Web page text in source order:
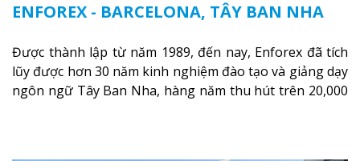
ENFOREX - BARCELONA, TÂY BAN NHA
Được thành lập từ năm 1989, đến nay, Enforex đã tích
lũy được hơn 30 năm kinh nghiệm đào tạo và giảng dạy
ngôn ngữ Tây Ban Nha, hàng năm thu hút trên 20,000